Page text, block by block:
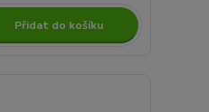
Přidat do košíku